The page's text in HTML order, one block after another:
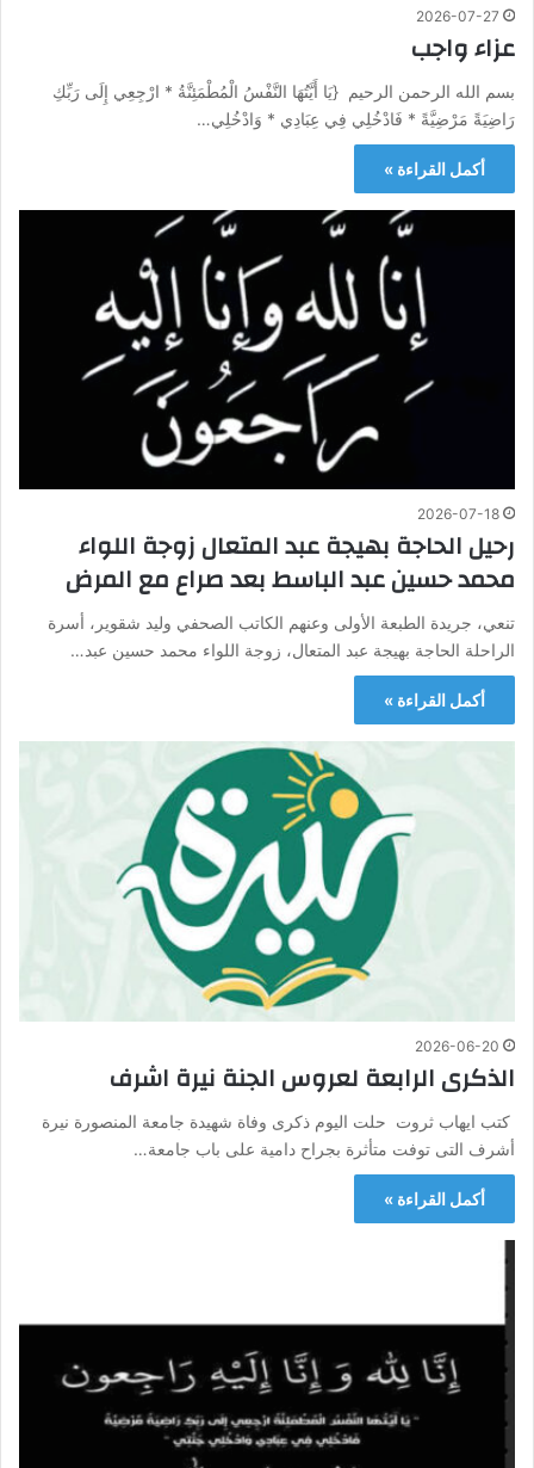
2026-07-27
عزاء واجب
بسم الله الرحمن الرحيم {يَا أَيَّتُهَا النَّفْسُ الْمُطْمَئِنَّةُ * ارْجِعِي إِلَى رَبِّكِ
رَاضِيَةً مَرْضِيَّةً * فَادْخُلِي فِي عِبَادِي * وَادْخُلِي…
أكمل القراءة »
2026-07-18
رحيل الحاجة بهيجة عبد المتعال زوجة اللواء
محمد حسين عبد الباسط بعد صراع مع المرض
تنعي، جريدة الطبعة الأولى وعنهم الكاتب الصحفي وليد شقوير، أسرة
الراحلة الحاجة بهيجة عبد المتعال، زوجة اللواء محمد حسين عبد…
أكمل القراءة »
2026-06-20
الذكرى الرابعة لعروس الجنة نيرة اشرف
كتب ايهاب ثروت حلت اليوم ذكرى وفاة شهيدة جامعة المنصورة نيرة
أشرف التى توفت متأثرة بجراح دامية على باب جامعة…
أكمل القراءة »